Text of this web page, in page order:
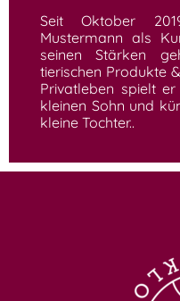
Seit Oktober
Mustermann als
seinen Stärken
tierischen Produkte
Privatleben spielt
kleinen Sohn und
kleine Tochter..